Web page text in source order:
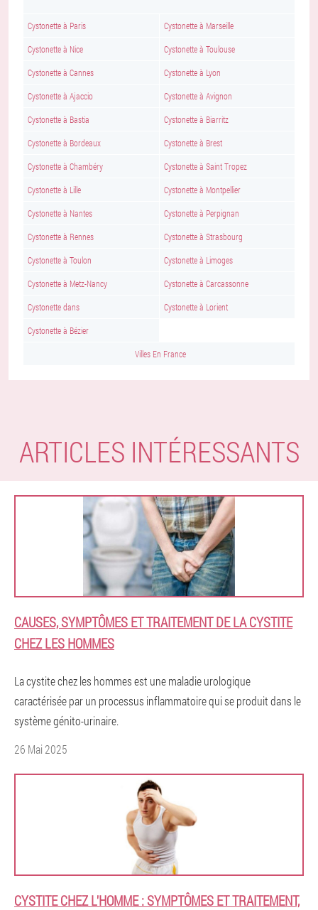
Cystonette à Paris Cystonette à Marseille
Cystonette à Nice Cystonette à Toulouse
Cystonette à Cannes Cystonette à Lyon
Cystonette à Ajaccio Cystonette à Avignon
Cystonette à Bastia Cystonette à Biarritz
Cystonette à Bordeaux Cystonette à Brest
Cystonette à Chambéry Cystonette à Saint Tropez
Cystonette à Lille Cystonette à Montpellier
Cystonette à Nantes Cystonette à Perpignan
Cystonette à Rennes Cystonette à Strasbourg
Cystonette à Toulon Cystonette à Limoges
Cystonette à Metz-Nancy Cystonette à Carcassonne
Cystonette dans Cystonette à Lorient
Cystonette à Bézier
Villes En France
ARTICLES INTÉRESSANTS
CAUSES, SYMPTÔMES ET TRAITEMENT DE LA CYSTITE
CHEZ LES HOMMES
La cystite chez les hommes est une maladie urologique
caractérisée par un processus inflammatoire qui se produit dans le
système génito-urinaire.
26 Mai 2025
CYSTITE CHEZ L'HOMME : SYMPTÔMES ET TRAITEMENT,